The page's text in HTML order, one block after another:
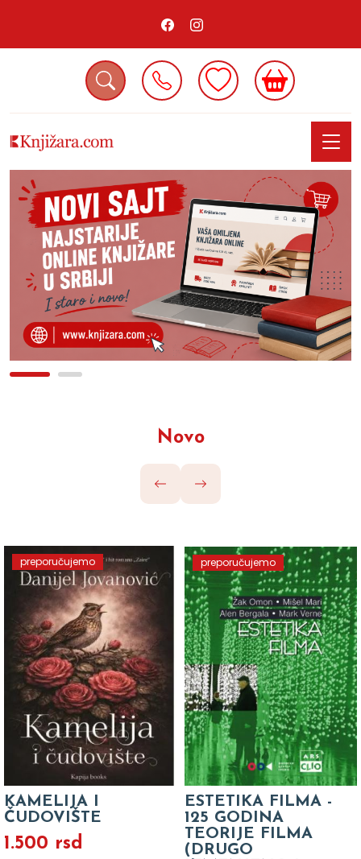
Novo
preporučujemo
KAMELIJA I
ČUDOVIŠTE
1.500 rsd
preporučujemo
ESTETIKA FILMA -
125 GODINA
TEORIJE FILMA
(DRUGO